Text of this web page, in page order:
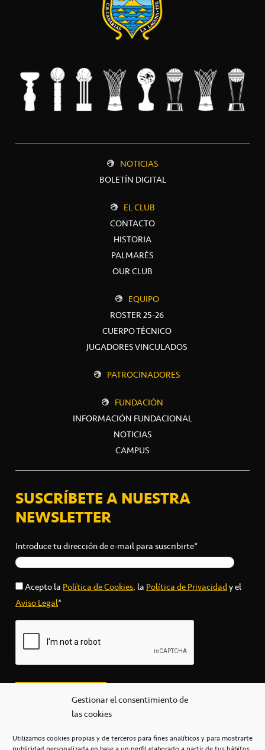
Gestionar el consentimiento de
las cookies
Utilizamos cookies propias y de terceros para fines analíticos y para mostrarte
NOTICIAS
BOLETÍN DIGITAL
EL CLUB
CONTACTO
HISTORIA
PALMARÉS
OUR CLUB
EQUIPO
ROSTER 25-26
CUERPO TÉCNICO
JUGADORES VINCULADOS
PATROCINADORES
FUNDACIÓN
INFORMACIÓN FUNDACIONAL
NOTICIAS
CAMPUS
SUSCRÍBETE A NUESTRA
NEWSLETTER
Introduce tu dirección de e-mail para suscribirte*
Acepto laPolítica de Cookies, laPolítica de Privacidady el
Aviso Legal*